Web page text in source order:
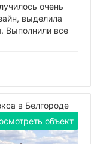
очень
выделила
Выполнили все
в Белгороде
объект